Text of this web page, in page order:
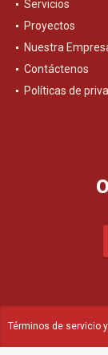
Servicios
Proyectos
Nuestra
Contáctenos
Políticas de
Términos de servicio